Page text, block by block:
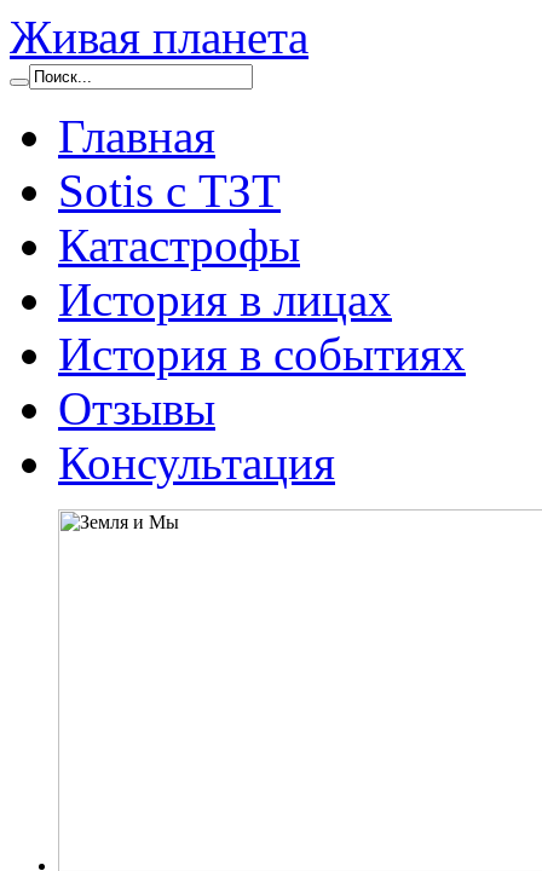
Живая планета
Главная
Sotis с ТЗТ
Катастрофы
История в лицах
История в событиях
Отзывы
Консультация